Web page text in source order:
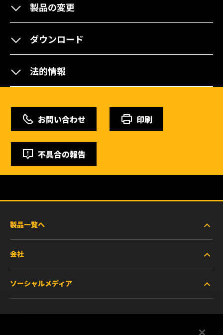
製品の変更
ダウンロード
法的情報
お問い合わせ 印刷
不具合の報告
製品一覧へ
乗用車および小型トラック
特殊用途向けフィルター
会社
リソース
ソーシャルメディア